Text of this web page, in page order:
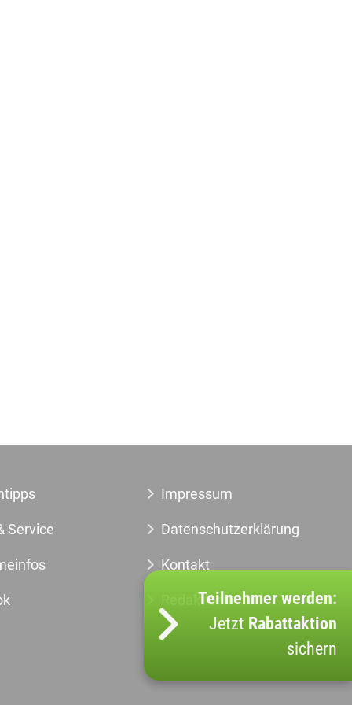
Teilnehmer werden:
Jetzt Rabattaktion
sichern
Service
Impressum
Datenschutzerklärung
Kontakt
Redaktion